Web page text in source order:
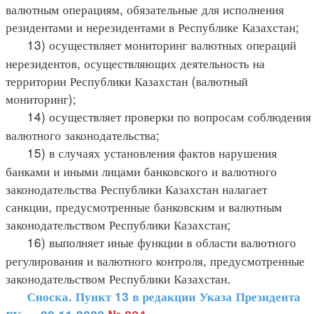
валютным операциям, обязательные для исполнения
резидентами и нерезидентами в Республике Казахстан;
13) осуществляет мониторинг валютных операций
нерезидентов, осуществляющих деятельность на
территории Республики Казахстан (валютный
мониторинг);
14) осуществляет проверки по вопросам соблюдения
валютного законодательства;
15) в случаях установления фактов нарушения
банками и иными лицами банковского и валютного
законодательства Республики Казахстан налагает
санкции, предусмотренные банковским и валютным
законодательством Республики Казахстан;
16) выполняет иные функции в области валютного
регулирования и валютного контроля, предусмотренные
законодательством Республики Казахстан.
Сноска. Пункт 13 в редакции Указа Президента